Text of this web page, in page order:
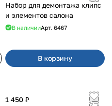
Набор для демонтажа клипс
и элементов салона
В наличииАрт. 6467
В корзину
1 450 ₽